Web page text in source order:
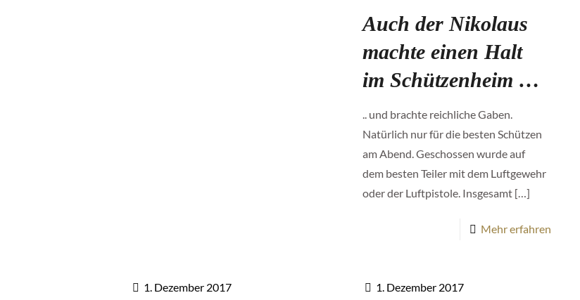
Auch der Nikolaus
machte einen Halt
im Schützenheim …
.. und brachte reichliche Gaben.
Natürlich nur für die besten Schützen
am Abend. Geschossen wurde auf
dem besten Teiler mit dem Luftgewehr
oder der Luftpistole. Insgesamt[…]
Mehr erfahren
1. Dezember 2017 1. Dezember 2017